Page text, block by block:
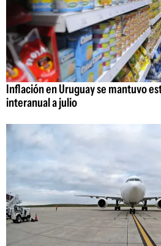
Inflación en Uruguay se mantuvo
interanual a julio